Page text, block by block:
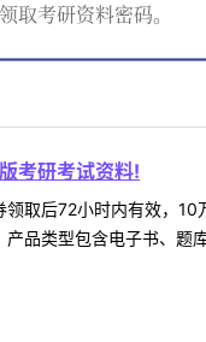
考研考试资料!
领取后72小时内有效，
产品类型包含电子书、题